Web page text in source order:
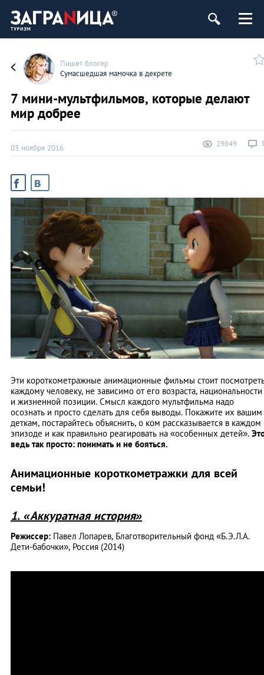
Пишет блогер
Сумасшедшая мамочка в декрете
7 мини-мультфильмов, которые делают
мир добрее
03 ноября 2016 29849
Эти короткометражные анимационные фильмы стоит
каждому человеку, не зависимо от его возраста, национальности
и жизненной позиции. Смысл каждого мультфильма надо
осознать и просто сделать для себя выводы. Покажите их вашим
деткам, постарайтесь объяснить, о ком рассказывается в каждом
эпизоде и как правильно реагировать на «особенных детей».
ведь так просто: понимать и не бояться.
Анимационные короткометражки для всей
семьи!
1. «Аккуратная история»
Режиссер: Павел Лопарев, Благотворительный фонд «Б.Э.Л.А.
Дети-бабочки», Россия (2014)